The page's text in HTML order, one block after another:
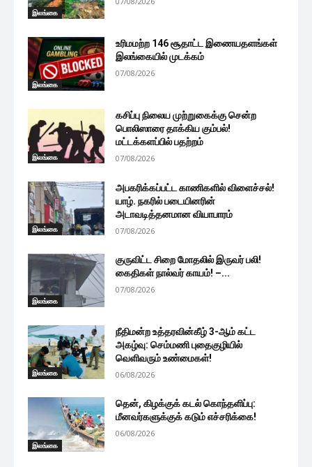
இலங்கை
இலங்கை
உரிமமற்ற 146 சூதாட்ட இணையதளங்கள்
இலங்கையில் முடக்கம்
07/08/2026
இலங்கை
கசிப்பு நிலைய முற்றுகைக்கு சென்ற
பொலிஸாரை தாக்கிய கும்பல்!
மட்டக்களப்பில் பதற்றம்
07/08/2026
இலங்கை
அபகரிக்கப்பட்ட காணிகளில் விளைச்சல்!
யாழ். நகரில் படையினரின்
அடாவடித்தனமான வியாபாரம்
07/08/2026
இலங்கை
குருவிட்ட சிறை மோதலில் இருவர் பலி!
கைதிகள் நால்வர் காயம்! –...
07/08/2026
இலங்கை
நீதிமன்ற உத்தரவின்கீழ் 3-ஆம் கட்ட
அகழ்வு: செம்மணி புதைகுழியில்
வெளிவரும் உண்மைகள்!
06/08/2026
இலங்கை
தென், கிழக்குக் கடல் கொந்தளிப்பு:
மீனவர்களுக்குக் கடும் எச்சரிக்கை!
06/08/2026